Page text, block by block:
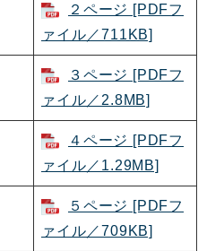
２ページ [PDFフ
ァイル／711KB]
３ページ [PDFフ
ァイル／2.8MB]
４ページ [PDFフ
ァイル／1.29MB]
５ページ [PDFフ
ァイル／709KB]